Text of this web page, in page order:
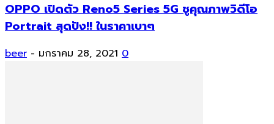
OPPO เปิดตัว Reno5 Series 5G ชูคุณภาพวิดีโอ
Portrait สุดปัง!! ในราคาเบาๆ
beer - มกราคม 28, 2021 0